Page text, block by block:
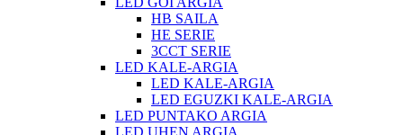
HB SAILA
HE SERIE
3CCT SERIE
LED KALE-ARGIA
LED KALE-ARGIA
LED EGUZKI KALE-ARGIA
LED PUNTAKO ARGIA
LED UHEN ARGIA